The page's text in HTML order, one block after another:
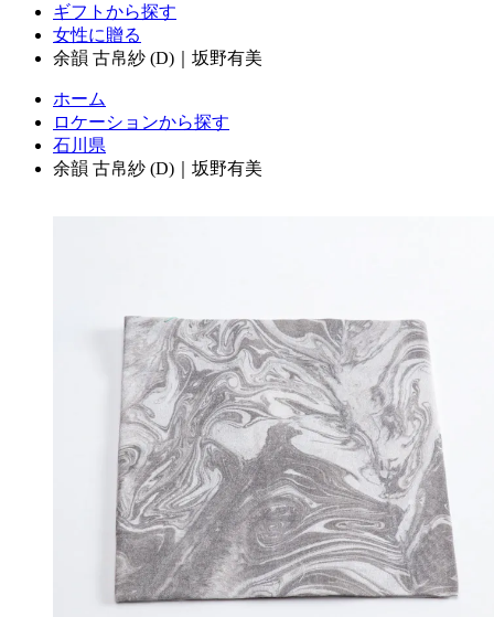
ギフトから探す
女性に贈る
余韻 古帛紗 (D)｜坂野有美
ホーム
ロケーションから探す
石川県
余韻 古帛紗 (D)｜坂野有美